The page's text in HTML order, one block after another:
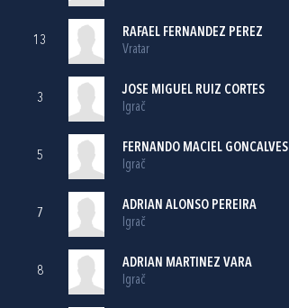
13
RAFAEL FERNANDEZ PEREZ
Vratar
3
JOSE MIGUEL RUIZ CORTES
Igrač
5
FERNANDO MACIEL GONCALVES
Igrač
7
ADRIAN ALONSO PEREIRA
Igrač
8
ADRIAN MARTINEZ VARA
Igrač